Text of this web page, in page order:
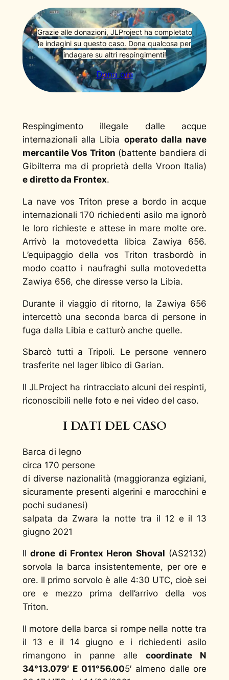
Grazie alle donazioni, JLProject ha completato
le indagini su questo caso. Dona qualcosa per
indagare su altri respingimenti!
Dona ora
Respingimento illegale dalle acque
internazionali alla Libia operato dalla nave
mercantile Vos Triton (battente bandiera di
Gibilterra ma di proprietà della Vroon Italia)
e diretto da Frontex.
La nave vos Triton prese a bordo in acque
internazionali 170 richiedenti asilo ma ignorò
le loro richieste e attese in mare molte ore.
Arrivò la motovedetta libica Zawiya 656.
L’equipaggio della vos Triton trasbordò in
modo coatto i naufraghi sulla motovedetta
Zawiya 656, che diresse verso la Libia.
Durante il viaggio di ritorno, la Zawiya 656
intercettò una seconda barca di persone in
fuga dalla Libia e catturò anche quelle.
Sbarcò tutti a Tripoli. Le persone vennero
trasferite nel lager libico di Garian.
Il JLProject ha rintracciato alcuni dei respinti,
riconoscibili nelle foto e nei video del caso.
I DATI DEL CASO
Barca di legno
circa 170 persone
di diverse nazionalità (maggioranza egiziani,
sicuramente presenti algerini e marocchini e
pochi sudanesi)
salpata da Zwara la notte tra il 12 e il 13
giugno 2021
Ildrone di Frontex Heron Shoval (AS2132)
sorvola la barca insistentemente, per ore e
ore. Il primo sorvolo è alle 4:30 UTC, cioè sei
ore e mezzo prima dell’arrivo della vos
Triton.
Il motore della barca si rompe nella notte tra
il 13 e il 14 giugno e i richiedenti asilo
rimangono in panne allecoordinate N
34°13.079′ E 011°56.005′ almeno dalle ore